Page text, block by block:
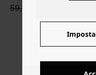
59,99 €